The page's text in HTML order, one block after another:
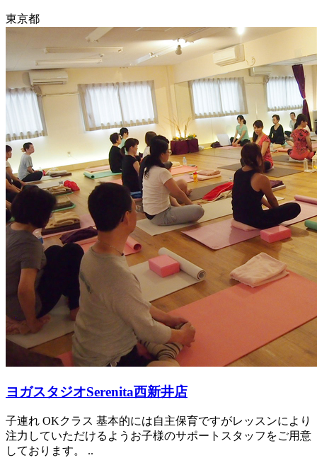
東京都
ヨガスタジオSerenita西新井店
子連れ OKクラス 基本的には自主保育ですがレッスンにより
注力していただけるようお子様のサポートスタッフをご用意
しております。 ..